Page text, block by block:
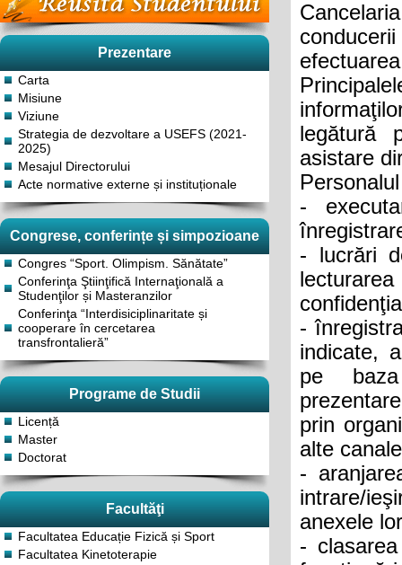
Prezentare
Carta
Misiune
Viziune
Strategia de dezvoltare a USEFS (2021-
2025)
Mesajul Directorului
Acte normative externe și instituționale
Congrese, conferințe și simpozioane
Congres “Sport. Olimpism. Sănătate”
Conferinţa Ştiinţifică Internaţională a
Studenţilor și Masteranzilor
Conferinţa “Interdisiciplinaritate și
cooperare în cercetarea
transfrontalieră”
Programe de Studii
Licență
Master
Doctorat
Facultăţi
Facultatea Educație Fizică și Sport
Facultatea Kinetoterapie
legătură
asistare
-
- lucrări
-
indicate,
pe baza
prin
alte
-
intrare/
anexele
-